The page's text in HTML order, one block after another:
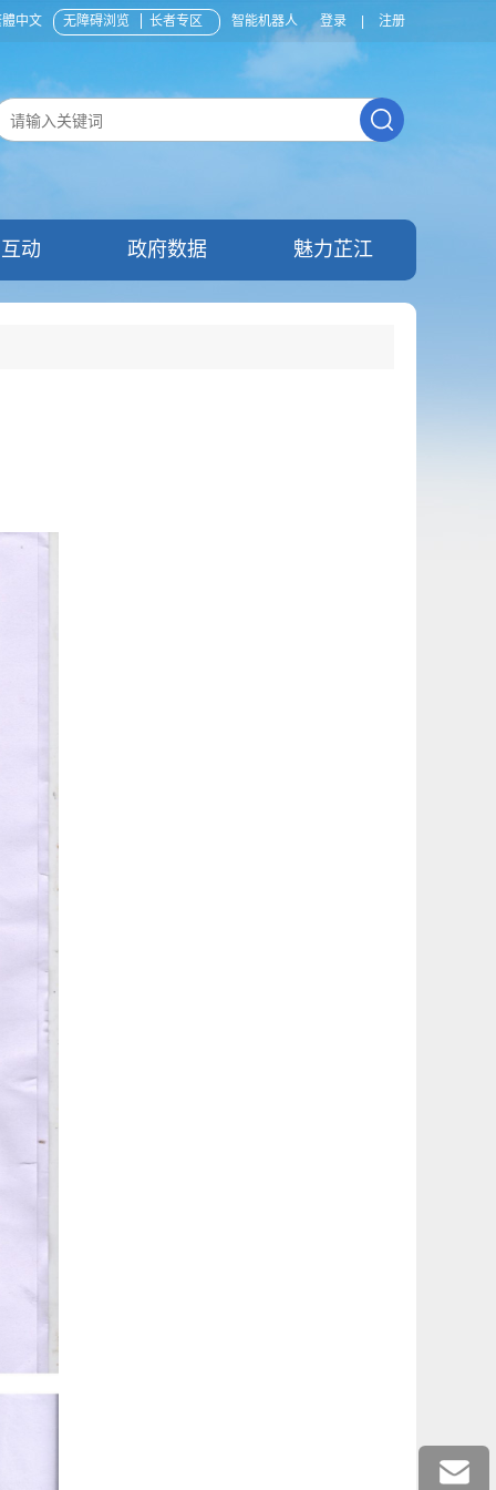
中文 无障碍浏览 长者专区 智能机器人 登录 注册
动 政府数据 魅力芷江